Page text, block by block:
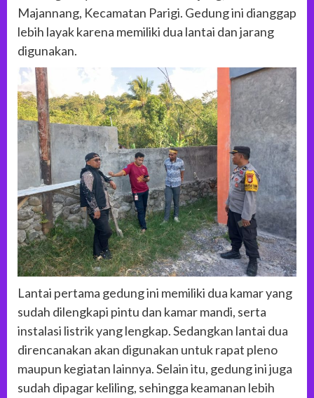
Majannang, Kecamatan Parigi. Gedung ini dianggap
lebih layak karena memiliki dua lantai dan jarang
digunakan.
Lantai pertama gedung ini memiliki dua kamar yang
sudah dilengkapi pintu dan kamar mandi, serta
instalasi listrik yang lengkap. Sedangkan lantai dua
direncanakan akan digunakan untuk rapat pleno
maupun kegiatan lainnya. Selain itu, gedung ini juga
sudah dipagar keliling, sehingga keamanan lebih